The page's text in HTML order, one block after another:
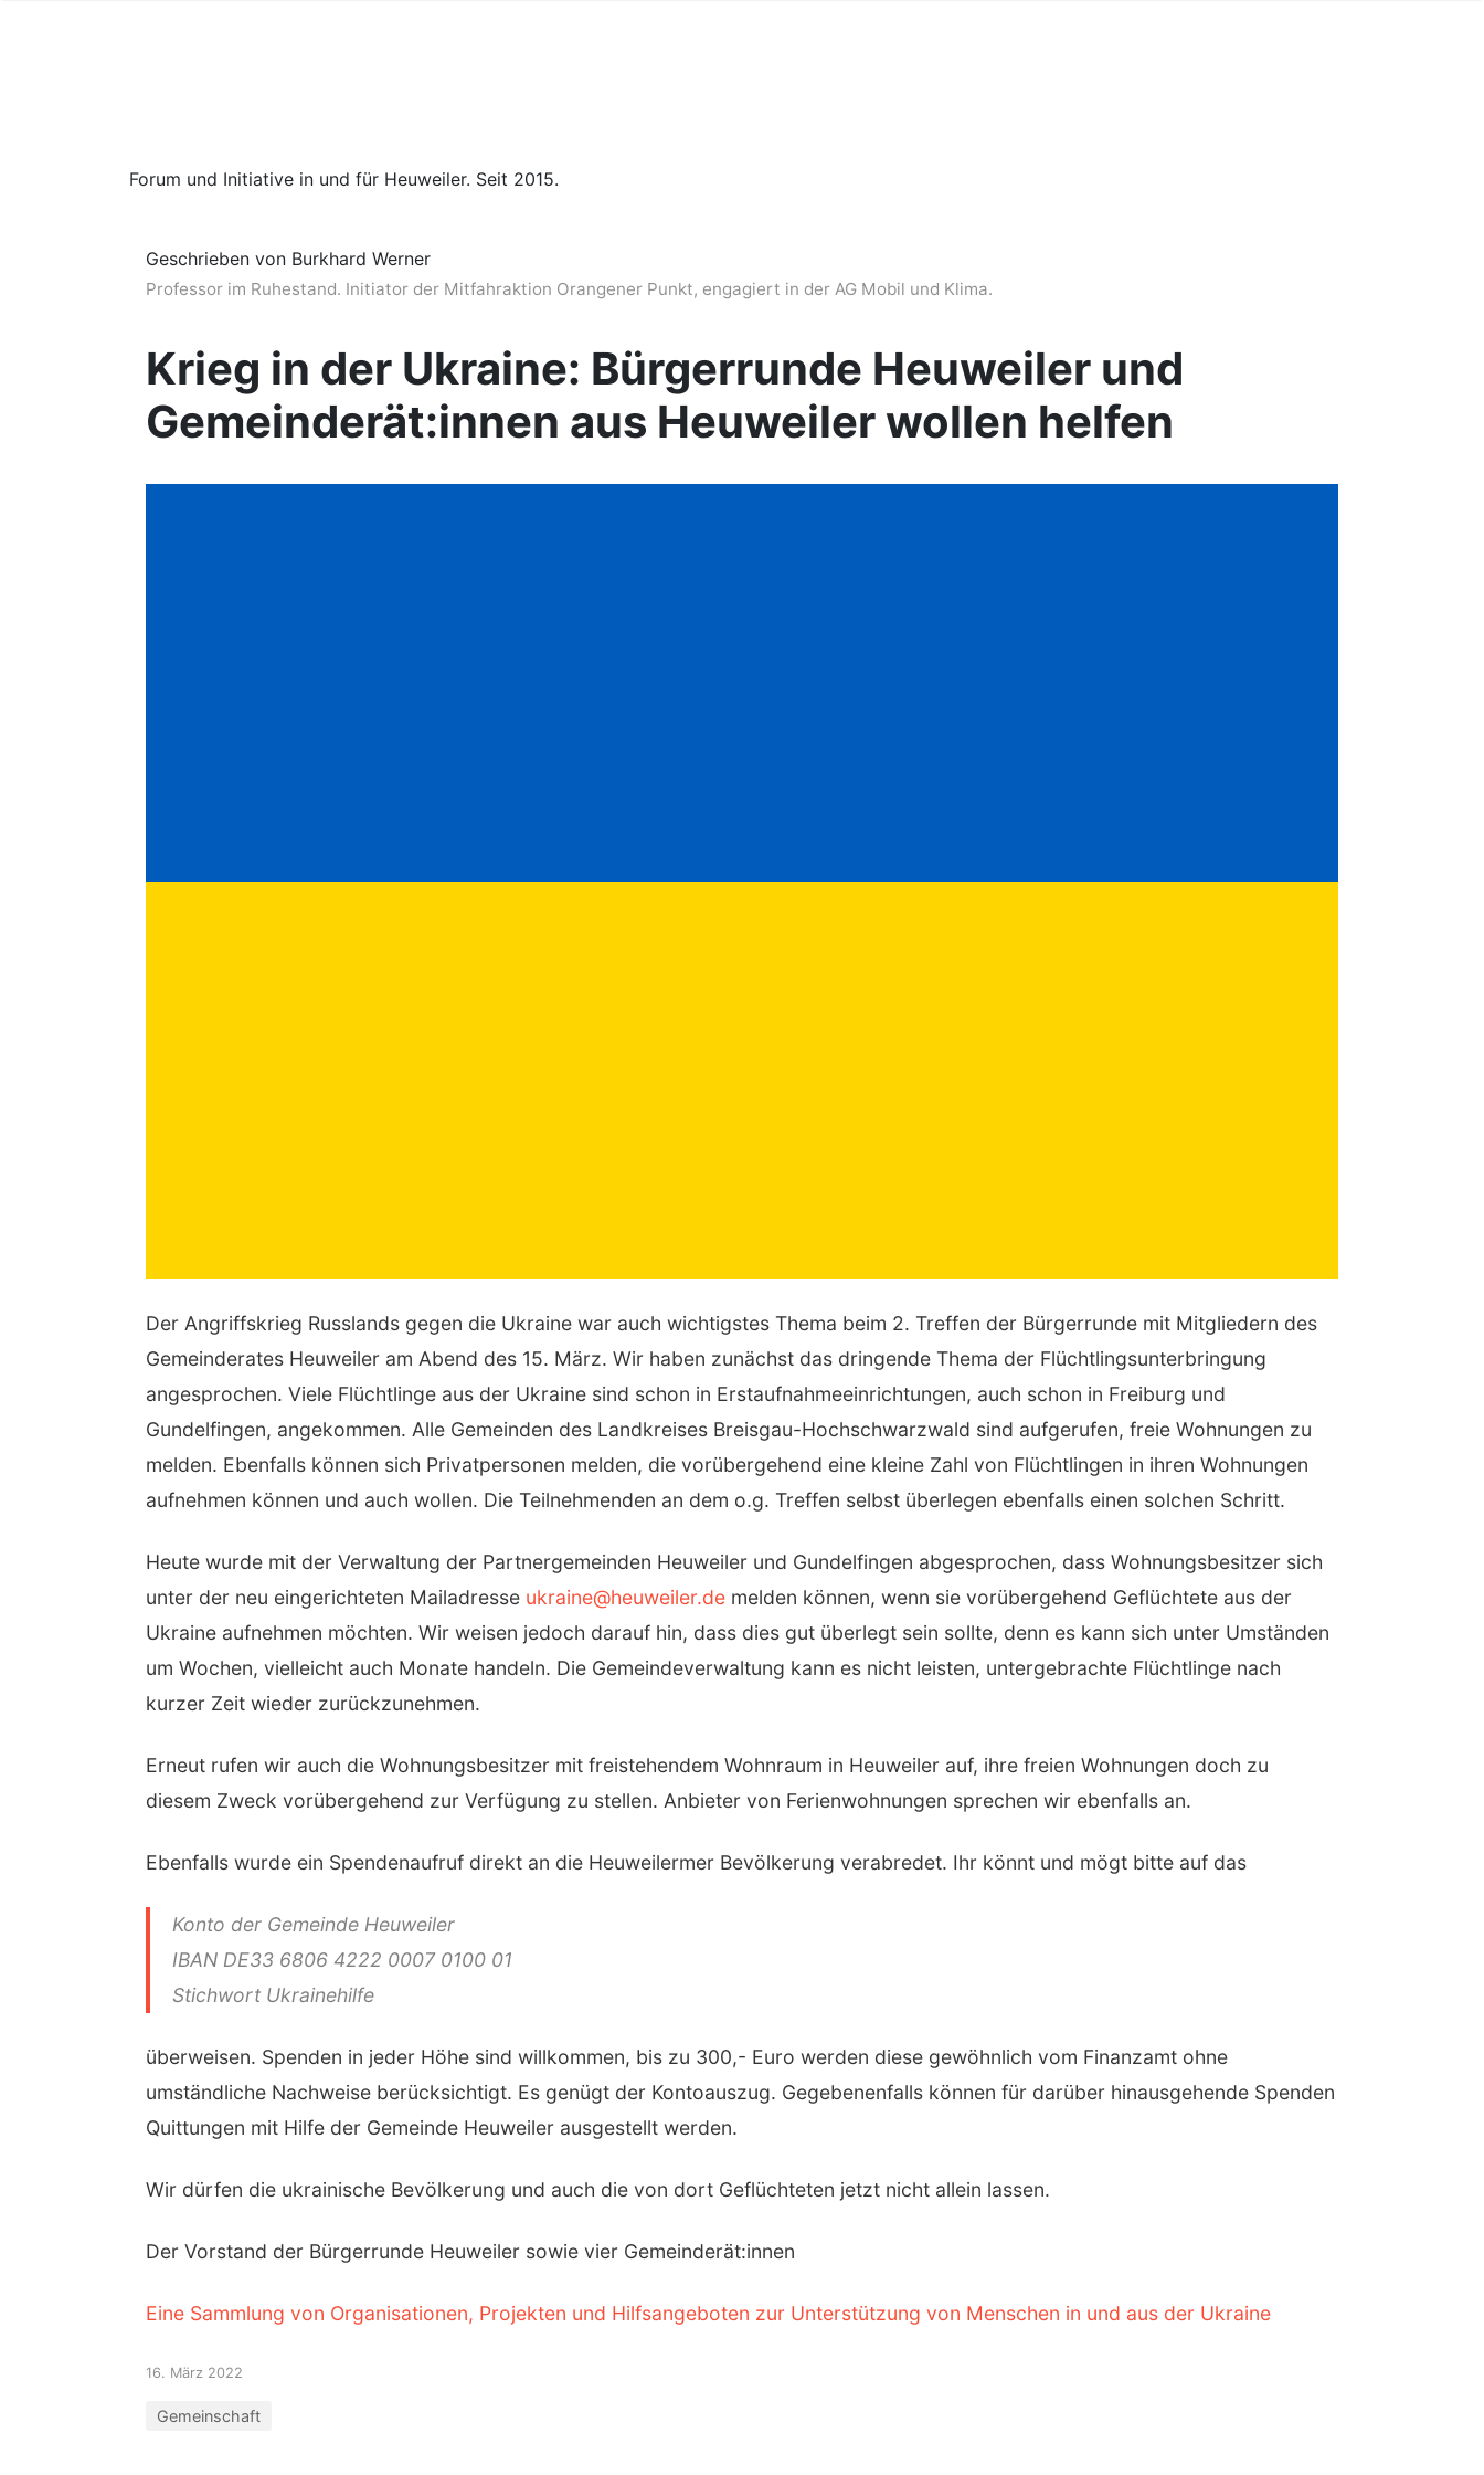
Forum und Initiative in und für Heuweiler. Seit 2015.
Geschrieben von Burkhard Werner
Professor im Ruhestand. Initiator der Mitfahraktion Orangener Punkt, engagiert in der AG Mobil und Klima.
Krieg in der Ukraine: Bürgerrunde Heuweiler und
Gemeinderät:innen aus Heuweiler wollen helfen
Der Angriffskrieg Russlands gegen die Ukraine war auch wichtigstes Thema beim 2. Treffen der Bürgerrunde mit Mitgliedern des
Gemeinderates Heuweiler am Abend des 15. März. Wir haben zunächst das dringende Thema der Flüchtlingsunterbringung
angesprochen. Viele Flüchtlinge aus der Ukraine sind schon in Erstaufnahmeeinrichtungen, auch schon in Freiburg und
Gundelfingen, angekommen. Alle Gemeinden des Landkreises Breisgau-Hochschwarzwald sind aufgerufen, freie Wohnungen zu
melden. Ebenfalls können sich Privatpersonen melden, die vorübergehend eine kleine Zahl von Flüchtlingen in ihren Wohnungen
aufnehmen können und auch wollen. Die Teilnehmenden an dem o.g. Treffen selbst überlegen ebenfalls einen solchen Schritt.
Heute wurde mit der Verwaltung der Partnergemeinden Heuweiler und Gundelfingen abgesprochen, dass Wohnungsbesitzer sich
unter der neu eingerichteten Mailadresse ukraine@heuweiler.de melden können, wenn sie vorübergehend Geflüchtete aus der
Ukraine aufnehmen möchten. Wir weisen jedoch darauf hin, dass dies gut überlegt sein sollte, denn es kann sich unter Umständen
um Wochen, vielleicht auch Monate handeln. Die Gemeindeverwaltung kann es nicht leisten, untergebrachte Flüchtlinge nach
kurzer Zeit wieder zurückzunehmen.
Erneut rufen wir auch die Wohnungsbesitzer mit freistehendem Wohnraum in Heuweiler auf, ihre freien Wohnungen doch zu
diesem Zweck vorübergehend zur Verfügung zu stellen. Anbieter von Ferienwohnungen sprechen wir ebenfalls an.
Ebenfalls wurde ein Spendenaufruf direkt an die Heuweilermer Bevölkerung verabredet. Ihr könnt und mögt bitte auf das
Konto der Gemeinde Heuweiler
IBAN DE33 6806 4222 0007 0100 01
Stichwort Ukrainehilfe
überweisen. Spenden in jeder Höhe sind willkommen, bis zu 300,- Euro werden diese gewöhnlich vom Finanzamt ohne
umständliche Nachweise berücksichtigt. Es genügt der Kontoauszug. Gegebenenfalls können für darüber hinausgehende Spenden
Quittungen mit Hilfe der Gemeinde Heuweiler ausgestellt werden.
Wir dürfen die ukrainische Bevölkerung und auch die von dort Geflüchteten jetzt nicht allein lassen.
Der Vorstand der Bürgerrunde Heuweiler sowie vier Gemeinderät:innen
Eine Sammlung von Organisationen, Projekten und Hilfsangeboten zur Unterstützung von Menschen in und aus der Ukraine
16. März 2022
Gemeinschaft